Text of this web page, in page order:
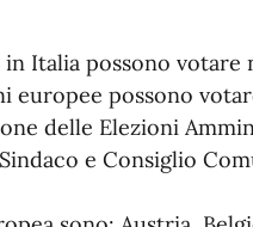
Italia possono votare
europee possono
delle Elezioni
e Consiglio